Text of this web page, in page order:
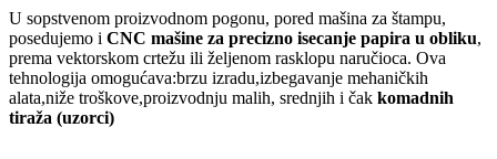
U sopstvenom proizvodnom pogonu, pored mašina za štampu,
posedujemo i CNC mašine za precizno isecanje papira u obliku,
prema vektorskom crtežu ili željenom rasklopu naručioca. Ova
tehnologija omogućava:brzu izradu,izbegavanje mehaničkih
alata,niže troškove,proizvodnju malih, srednjih i čak komadnih
tiraža (uzorci)